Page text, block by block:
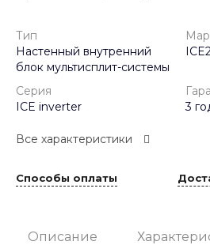
Тип
Настенный внутренний
блок мультисплит-системы
Серия
ICE inverter
3
Все характеристики
Способы оплаты
Описание